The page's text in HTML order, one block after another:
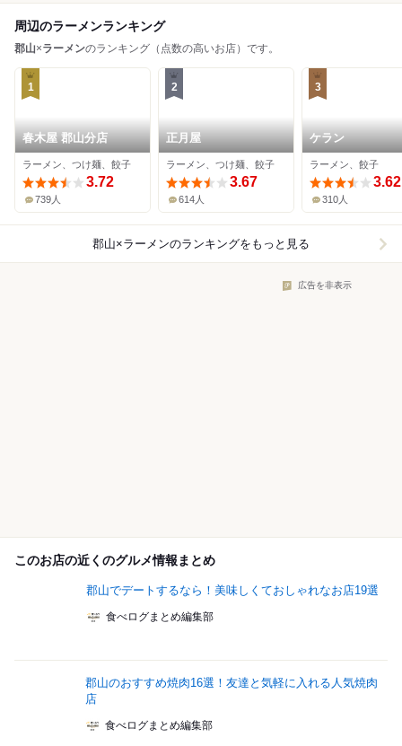
周辺のラーメンランキング
郡山×ラーメンのランキング（点数の高いお店）です。
1
春木屋 郡山分店
ラーメン、つけ麺、餃子
3.72
739人
2
正月屋
ラーメン、つけ麺、餃子
3.67
614人
3
ケラン
ラーメン、餃子
3.62
310人
郡山×ラーメンのランキングをもっと見る
広告を非表示
このお店の近くのグルメ情報まとめ
郡山でデートするなら！美味しくておしゃれなお店19選
食べログまとめ編集部
郡山のおすすめ焼肉16選！友達と気軽に入れる人気焼肉
店
食べログまとめ編集部